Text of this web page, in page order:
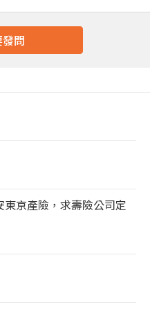
問
東京產險，求壽險公司定